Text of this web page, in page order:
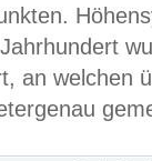
an welchen